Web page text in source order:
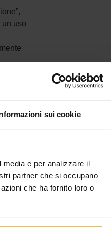
sui cookie
e per analizzare il
partner che si occupano
che ha fornito loro o
uso
del
di test
grazie